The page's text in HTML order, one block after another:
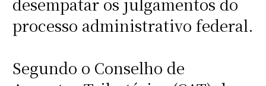
desempatar os julgamentos do
processo administrativo federal.
Segundo o Conselho de